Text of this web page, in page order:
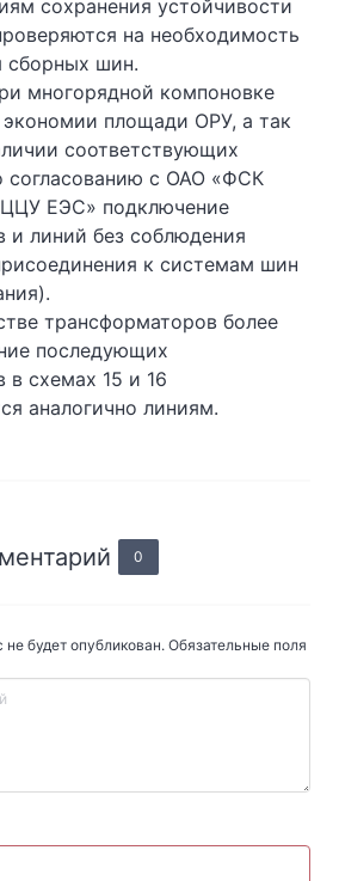
сохранения устойчивости
на необходимость
сборных шин.
многорядной компоновке
экономии площади ОРУ, а так
соответствующих
согласованию с ОАО «ФСК
ЕЭС» подключение
и линий без соблюдения
к системам шин
трансформаторов более
последующих
в схемах 15 и 16
аналогично линиям.
0
будет опубликован. Обязательные поля